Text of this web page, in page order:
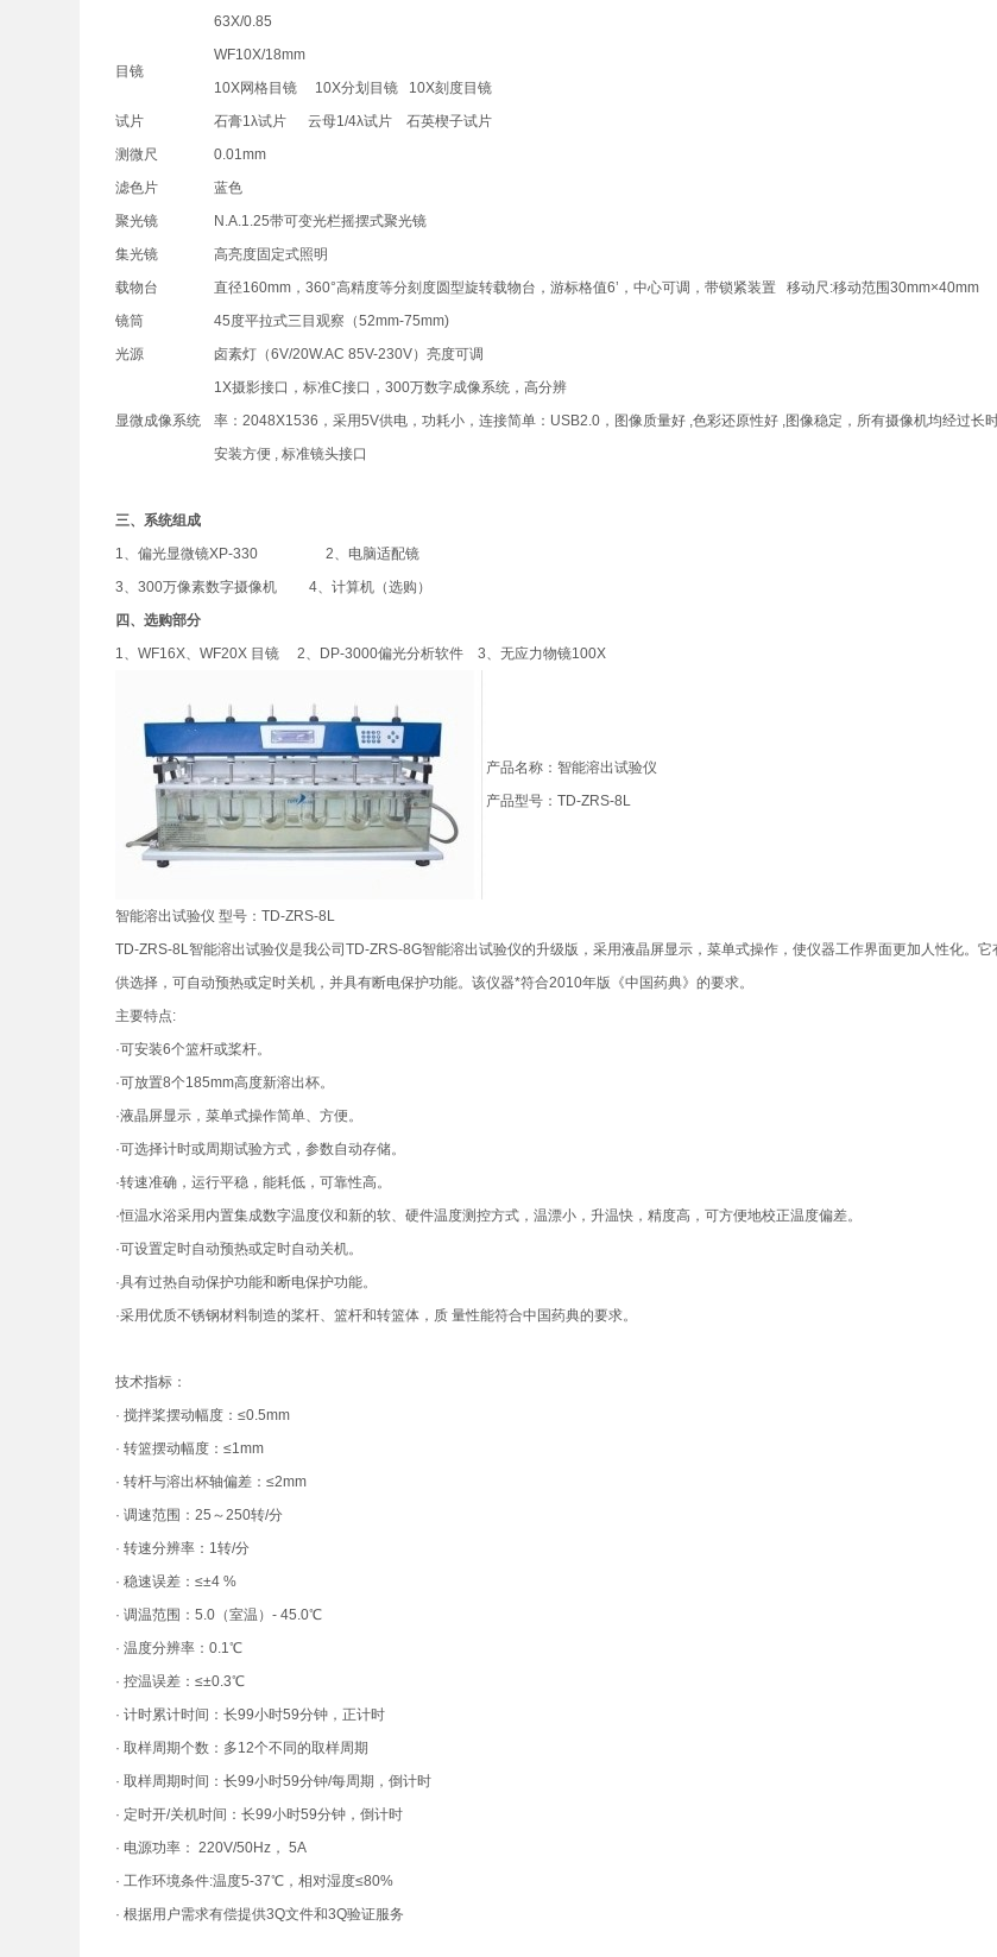
63X/0.85
目镜
WF10X/18mm
10X网格目镜 10X分划目镜 10X刻度目镜
试片
石膏1λ试片 云母1/4λ试片 石英楔子试片
测微尺
0.01mm
滤色片
蓝色
聚光镜
N.A.1.25带可变光栏摇摆式聚光镜
集光镜
高亮度固定式照明
载物台
直径160mm，360°高精度等分刻度圆型旋转载物台，游标格值6’，中心可调，带锁紧装置 移动尺:移动范围30mm×40mm
镜筒
45度平拉式三目观察（52mm-75mm)
光源
卤素灯（6V/20W.AC 85V-230V）亮度可调
显微成像系统
1X摄影接口，标准C接口，300万数字成像系统，高分辨
率：2048X1536，采用5V供电，功耗小，连接简单：USB2.0，图像质量好 ,色彩还原性好 ,图像稳定，所有摄像机均经过长
安装方便 , 标准镜头接口
三、系统组成
1、偏光显微镜XP-330 2、电脑适配镜
3、300万像素数字摄像机 4、计算机（选购）
四、选购部分
1、WF16X、WF20X 目镜 2、DP-3000偏光分析软件 3、无应力物镜100X
产品名称：智能溶出试验仪
产品型号：TD-ZRS-8L
智能溶出试验仪 型号：TD-ZRS-8L
TD-ZRS-8L智能溶出试验仪是我公司TD-ZRS-8G智能溶出试验仪的升级版，采用液晶屏显示，菜单式操作，使仪器工作界面更加人性化。
供选择，可自动预热或定时关机，并具有断电保护功能。该仪器*符合2010年版《中国药典》的要求。
主要特点:
·可安装6个篮杆或桨杆。
·可放置8个185mm高度新溶出杯。
·液晶屏显示，菜单式操作简单、方便。
·可选择计时或周期试验方式，参数自动存储。
·转速准确，运行平稳，能耗低，可靠性高。
·恒温水浴采用内置集成数字温度仪和新的软、硬件温度测控方式，温漂小，升温快，精度高，可方便地校正温度偏差。
·可设置定时自动预热或定时自动关机。
·具有过热自动保护功能和断电保护功能。
·采用优质不锈钢材料制造的桨杆、篮杆和转篮体，质 量性能符合中国药典的要求。
技术指标：
· 搅拌桨摆动幅度：≤0.5mm
· 转篮摆动幅度：≤1mm
· 转杆与溶出杯轴偏差：≤2mm
· 调速范围：25～250转/分
· 转速分辨率：1转/分
· 稳速误差：≤±4 %
· 调温范围：5.0（室温）- 45.0℃
· 温度分辨率：0.1℃
· 控温误差：≤±0.3℃
· 计时累计时间：长99小时59分钟，正计时
· 取样周期个数：多12个不同的取样周期
· 取样周期时间：长99小时59分钟/每周期，倒计时
· 定时开/关机时间：长99小时59分钟，倒计时
· 电源功率： 220V/50Hz， 5A
· 工作环境条件:温度5-37℃，相对湿度≤80%
· 根据用户需求有偿提供3Q文件和3Q验证服务